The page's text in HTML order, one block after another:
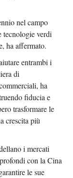
nel campo
tecnologie verdi
ha affermato.
entrambi i
di
ha
fiducia e
trasformare le
crescita più
i mercati
con la Cina
le sue